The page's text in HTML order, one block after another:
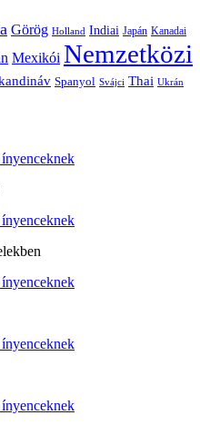
Görög Holland Indiai Japán Kanadai
Mexikói Nemzetközi
Spanyol Svájci Thai Ukrán